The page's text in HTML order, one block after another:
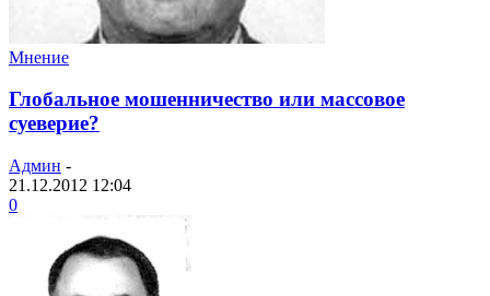
Мнение
Глобальное мошенничество или массовое
суеверие?
Админ -
21.12.2012 12:04
0